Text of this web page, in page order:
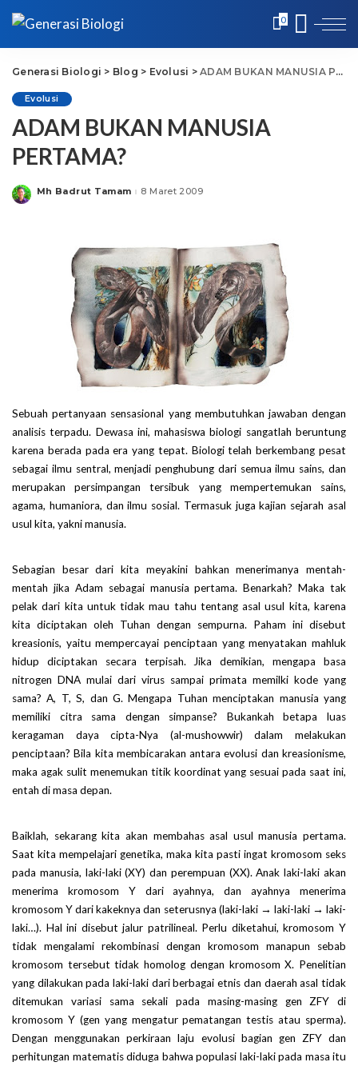
0
Generasi Biologi > Blog > Evolusi >ADAM BUKAN MANUSIA PERTAMA?
Evolusi
ADAM BUKAN MANUSIA
PERTAMA?
Posted
Mh Badrut Tamam 8 Maret 2009
Sebuah pertanyaan sensasional yang membutuhkan jawaban dengan
analisis terpadu. Dewasa ini, mahasiswa biologi sangatlah beruntung
karena berada pada era yang tepat. Biologi telah berkembang pesat
sebagai ilmu sentral, menjadi penghubung dari semua ilmu sains, dan
merupakan persimpangan tersibuk yang mempertemukan sains,
agama, humaniora, dan ilmu sosial. Termasuk juga kajian sejarah asal
usul kita, yakni manusia.
Sebagian besar dari kita meyakini bahkan menerimanya mentah-
mentah jika Adam sebagai manusia pertama. Benarkah? Maka tak
pelak dari kita untuk tidak mau tahu tentang asal usul kita, karena
kita diciptakan oleh Tuhan dengan sempurna. Paham ini disebut
kreasionis, yaitu mempercayai penciptaan yang menyatakan mahluk
hidup diciptakan secara terpisah. Jika demikian, mengapa basa
nitrogen DNA mulai dari virus sampai primata memilki kode yang
sama? A, T, S, dan G. Mengapa Tuhan menciptakan manusia yang
memiliki citra sama dengan simpanse? Bukankah betapa luas
keragaman daya cipta-Nya (al-mushowwir) dalam melakukan
penciptaan? Bila kita membicarakan antara evolusi dan kreasionisme,
maka agak sulit menemukan titik koordinat yang sesuai pada saat ini,
entah di masa depan.
Baiklah, sekarang kita akan membahas asal usul manusia pertama.
Saat kita mempelajari genetika, maka kita pasti ingat kromosom seks
pada manusia, laki-laki (XY) dan perempuan (XX). Anak laki-laki akan
menerima kromosom Y dari ayahnya, dan ayahnya menerima
kromosom Y dari kakeknya dan seterusnya (laki-laki → laki-laki → laki-
laki…). Hal ini disebut jalur patrilineal. Perlu diketahui, kromosom Y
tidak mengalami rekombinasi dengan kromosom manapun sebab
kromosom tersebut tidak homolog dengan kromosom X. Penelitian
yang dilakukan pada laki-laki dari berbagai etnis dan daerah asal tidak
ditemukan variasi sama sekali pada masing-masing gen ZFY di
kromosom Y (gen yang mengatur pematangan testis atau sperma).
Dengan menggunakan perkiraan laju evolusi bagian gen ZFY dan
perhitungan matematis diduga bahwa populasi laki-laki pada masa itu